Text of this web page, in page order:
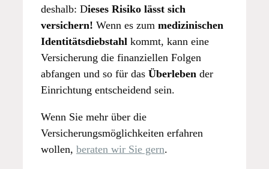
deshalb: Dieses Risiko lässt sich
versichern! Wenn es zum medizinischen
Identitätsdiebstahl kommt, kann eine
Versicherung die finanziellen Folgen
abfangen und so für das Überleben der
Einrichtung entscheidend sein.
Wenn Sie mehr über die
Versicherungsmöglichkeiten erfahren
wollen, beraten wir Sie gern.